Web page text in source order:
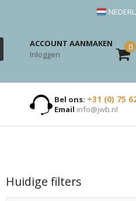
ACCOUNT AANMAKEN
Inloggen
0
Bel ons: +31 (0) 75
Email info@jwb.nl
Huidige filters